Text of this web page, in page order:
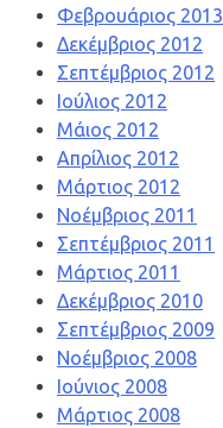
Φεβρουάριος 2013
Δεκέμβριος 2012
Σεπτέμβριος 2012
Ιούλιος 2012
Μάιος 2012
Απρίλιος 2012
Μάρτιος 2012
Νοέμβριος 2011
Σεπτέμβριος 2011
Μάρτιος 2011
Δεκέμβριος 2010
Σεπτέμβριος 2009
Νοέμβριος 2008
Ιούνιος 2008
Μάρτιος 2008